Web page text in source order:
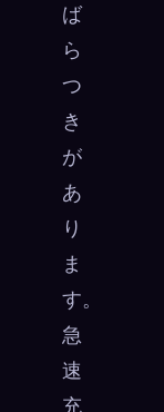
ば
ら
つ
き
が
あ
り
ま
す。
急
速
充